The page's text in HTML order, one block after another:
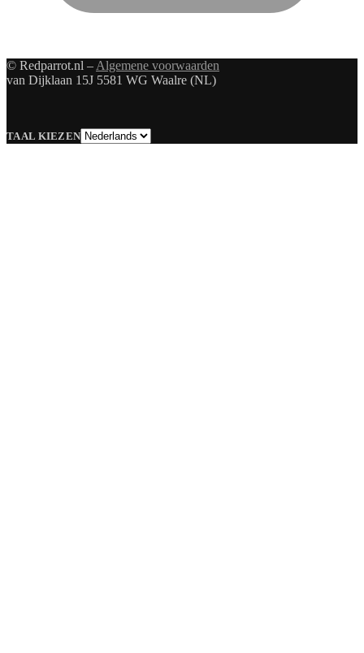
© Redparrot.nl – Algemene voorwaarden
van Dijklaan 15J 5581 WG Waalre (NL)
TAAL KIEZENTaal